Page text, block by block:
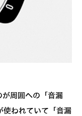
が周囲への「音漏
使われていて「音漏